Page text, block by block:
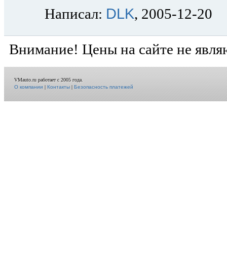
Написал: DLK, 2005-12-20
Внимание! Цены на сайте не
VMauto.ru работает с 2005 года.
О компании|Контакты|Безопасность платежей